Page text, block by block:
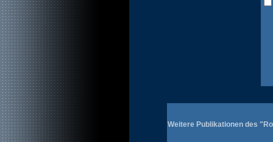
Weitere Publikationen des